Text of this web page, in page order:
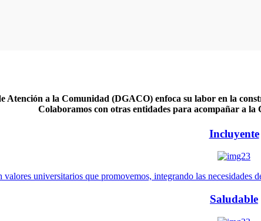
Atención a la Comunidad (DGACO) enfoca su labor en la
Colaboramos con otras entidades para acompañar a
Incluyente
universitarios que promovemos, integrando las necesidades
Saludable